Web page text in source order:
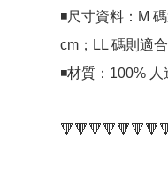
◾尺寸資料：M
cm；LL 碼則適
◾材質：100%